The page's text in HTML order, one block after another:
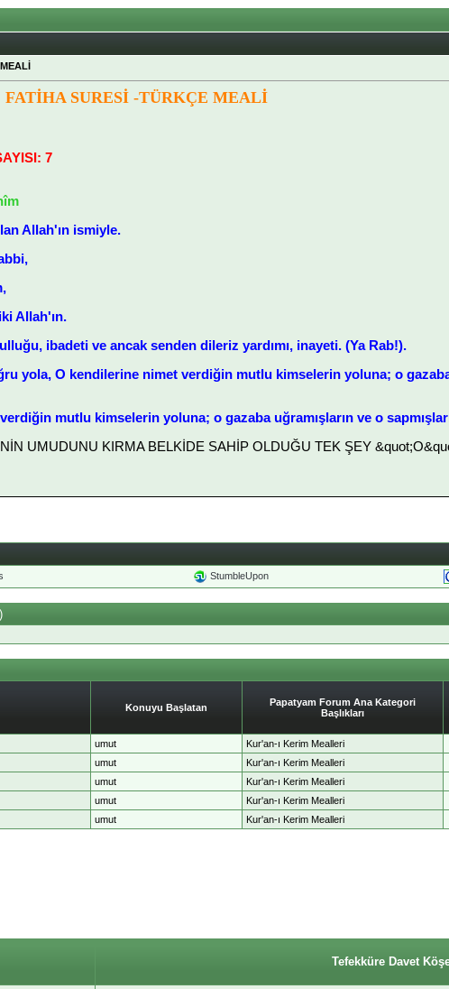
FATİHA SURESİ -TÜRKÇE MEALİ
7
Allah'ın ismiyle.
Allah'ın.
ibadeti ve ancak senden dileriz yardımı, inayeti. (Ya Rab!).
yola, O kendilerine nimet verdiğin mutlu kimselerin yoluna; o gazaba
mutlu kimselerin yoluna; o gazaba uğramışların ve o
UMUDUNU KIRMA BELKİDE SAHİP OLDUĞU TEK ŞEY
StumbleUpon
Konuyu Başlatan
Papatyam Forum Ana Kategori
Başlıkları
umut Kur'an-ı Kerim Mealleri
umut Kur'an-ı Kerim Mealleri
umut Kur'an-ı Kerim Mealleri
umut Kur'an-ı Kerim Mealleri
umut Kur'an-ı Kerim Mealleri
Tefekküre Davet